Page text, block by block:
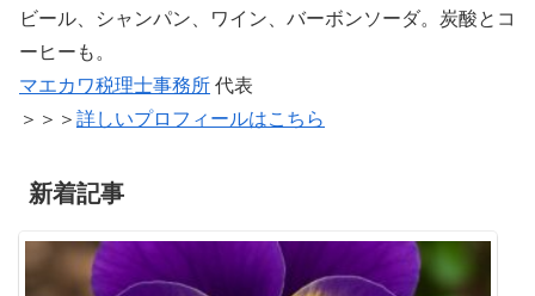
ビール、シャンパン、ワイン、バーボンソーダ。炭酸とコ
ーヒーも。
マエカワ税理士事務所 代表
＞＞＞ 詳しいプロフィールはこちら
新着記事